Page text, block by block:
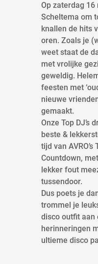
Op zaterdag
Scheltema om
knallen de hits
oren. Zoals je
weet staat de
met vrolijke
geweldig.
feesten met
nieuwe
gemaakt.
Onze Top DJ’s
beste &
tijd van AVRO’s
Countdown,
lekker fout
tussendoor.
Dus poets je
trommel je
disco outfit aan
herinneringen
ultieme disco